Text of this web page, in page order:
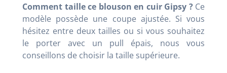
Comment taille ce blouson en cuir Gipsy ?Ce
modèle possède une coupe ajustée. Si vous
hésitez entre deux tailles ou si vous souhaitez
le porter avec un pull épais, nous vous
conseillons de choisir la taille supérieure.